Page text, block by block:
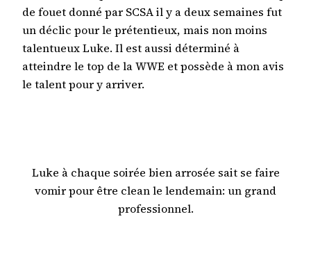
de fouet donné par SCSA il y a deux semaines fut
un déclic pour le prétentieux, mais non moins
talentueux Luke. Il est aussi déterminé à
atteindre le top de la WWE et possède à mon avis
le talent pour y arriver.
Luke à chaque soirée bien arrosée sait se faire
vomir pour être clean le lendemain: un grand
professionnel.